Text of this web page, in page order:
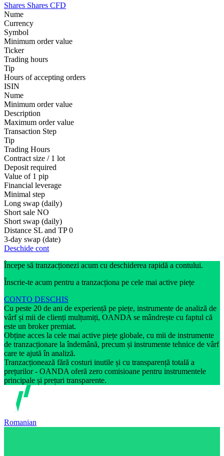
Shares Shares CFD
Nume
Currency
Symbol
Minimum order value
Ticker
Trading hours
Tip
Hours of accepting orders
ISIN
Nume
Minimum order value
Description
Maximum order value
Transaction Step
Tip
Trading Hours
Contract size / 1 lot
Deposit required
Value of 1 pip
Financial leverage
Minimal step
Long swap (daily)
Short sale NO
Short swap (daily)
Distance SL and TP 0
3-day swap (date)
Deschide cont
Începe să tranzacționezi acum cu deschiderea rapidă a contului.
Înscrie-te acum pentru a tranzacționa pe cele mai active piețe
CONTO DESCHIS
Cu peste 20 de ani de experiență pe piețe, instrumente de analiză de
vârf și mii de clienți mulțumiți, OANDA se mândrește cu faptul că
este un broker premiat.
Obține acces la cele mai active piețe globale, cu mii de instrumente
de tranzacționare la îndemână, precum și instrumente tehnice de vârf
care te ajută în analiză.
Tranzacționează fără costuri inutile și cu transparență totală a
prețurilor - OANDA oferă zero comisioane pentru instrumentele
principale și prețuri transparente.
Romanian